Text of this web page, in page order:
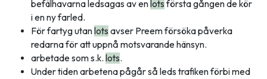
befälhavarna ledsagas av enlots första gången de kör
i en ny farled.
För fartyg utanlots avser Preem försöka påverka
redarna för att uppnå motsvarande hänsyn.
arbetade som s.k. lots.
Under tiden arbetena pågår så leds trafiken förbi med